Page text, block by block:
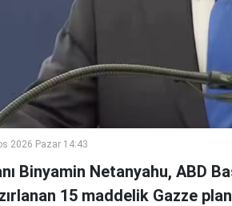
2026 Pazar 14:43
Binyamin Netanyahu, ABD
15 maddelik Gazze